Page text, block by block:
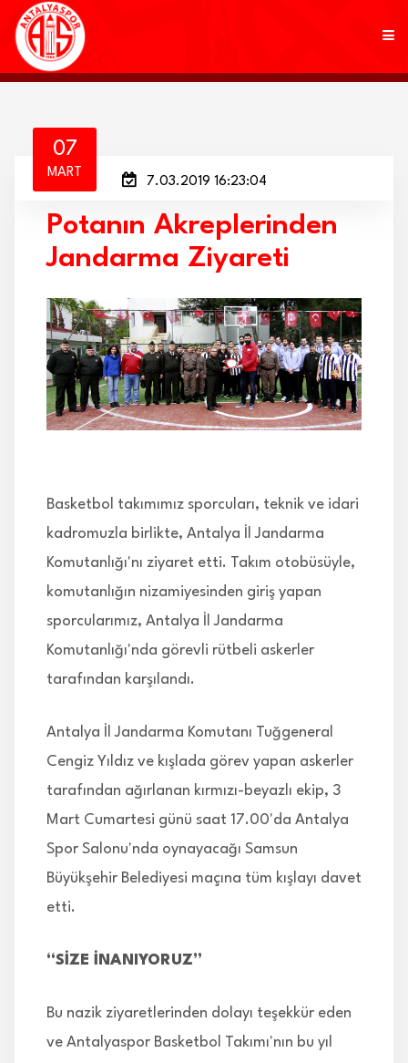
KULÜP
AKADEMİ
MARKALAR
TARAFTAR
BRANŞLAR
HABERLER
07
MART
7.03.2019 16:23:04
Potanın Akreplerinden
Jandarma Ziyareti
Basketbol takımımız sporcuları, teknik ve idari
kadromuzla birlikte, Antalya İl Jandarma
Komutanlığı'nı ziyaret etti. Takım otobüsüyle,
komutanlığın nizamiyesinden giriş yapan
sporcularımız, Antalya İl Jandarma
Komutanlığı'nda görevli rütbeli askerler
tarafından karşılandı.
Antalya İl Jandarma Komutanı Tuğgeneral
Cengiz Yıldız ve kışlada görev yapan askerler
tarafından ağırlanan kırmızı-beyazlı ekip, 3
Mart Cumartesi günü saat 17.00'da Antalya
Spor Salonu'nda oynayacağı Samsun
Büyükşehir Belediyesi maçına tüm kışlayı davet
etti.
“SİZE İNANIYORUZ”
Bu nazik ziyaretlerinden dolayı teşekkür eden
ve Antalyaspor Basketbol Takımı'nın bu yıl